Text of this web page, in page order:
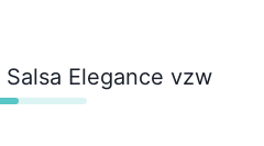
Salsa Elegance vzw